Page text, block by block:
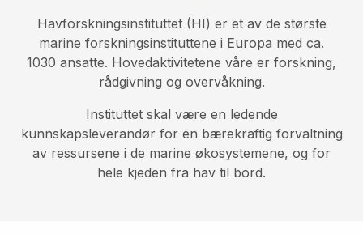
Havforskningsinstituttet (HI) er et av de største
marine forskningsinstituttene i Europa med ca.
1030 ansatte. Hovedaktivitetene våre er forskning,
rådgivning og overvåkning.
Instituttet skal være en ledende
kunnskapsleverandør for en bærekraftig forvaltning
av ressursene i de marine økosystemene, og for
hele kjeden fra hav til bord.